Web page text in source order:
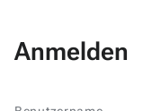
Anmelden